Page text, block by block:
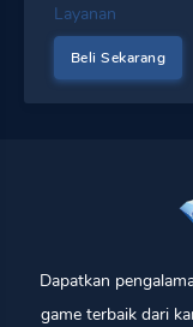
Layanan
Dapatkan
game terbaik dari